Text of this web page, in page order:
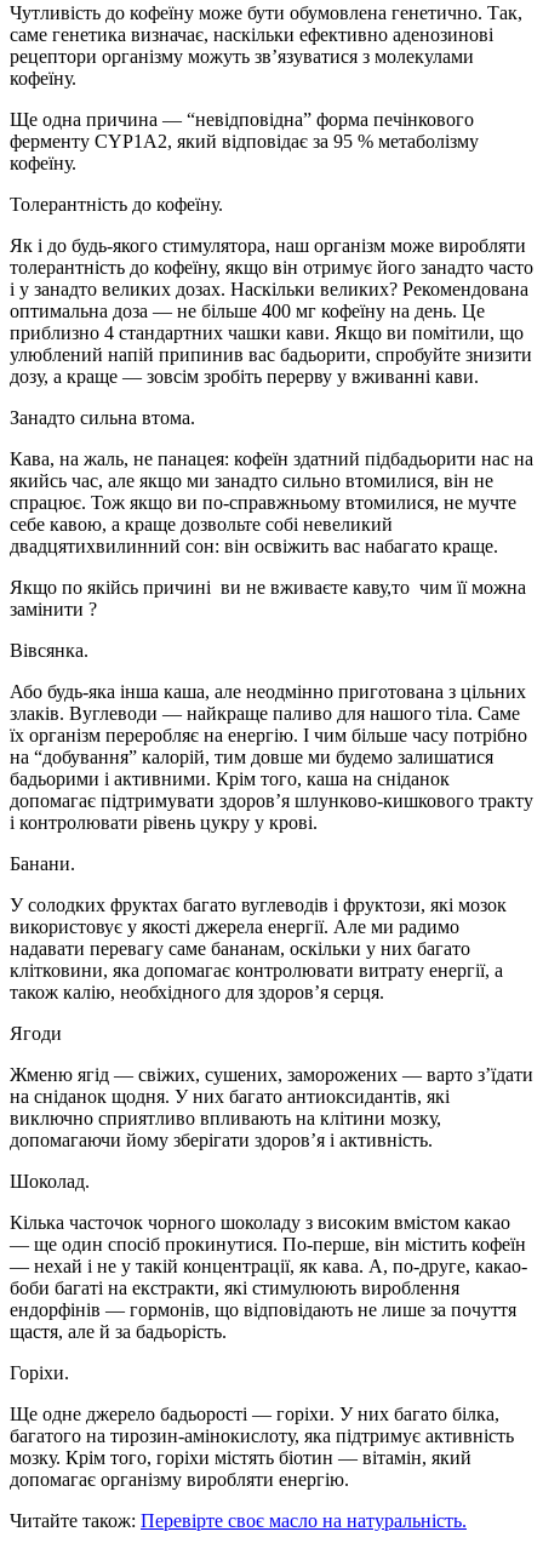
Чутливість до кофеїну може бути обумовлена генетично. Так,
саме генетика визначає, наскільки ефективно аденозинові
рецептори організму можуть зв’язуватися з молекулами
кофеїну.
Ще одна причина — “невідповідна” форма печінкового
ферменту CYP1A2, який відповідає за 95 % метаболізму
кофеїну.
Толерантність до кофеїну.
Як і до будь-якого стимулятора, наш організм може виробляти
толерантність до кофеїну, якщо він отримує його занадто часто
і у занадто великих дозах. Наскільки великих? Рекомендована
оптимальна доза — не більше 400 мг кофеїну на день. Це
приблизно 4 стандартних чашки кави. Якщо ви помітили, що
улюблений напій припинив вас бадьорити, спробуйте знизити
дозу, а краще — зовсім зробіть перерву у вживанні кави.
Занадто сильна втома.
Кава, на жаль, не панацея: кофеїн здатний підбадьорити нас на
якийсь час, але якщо ми занадто сильно втомилися, він не
спрацює. Тож якщо ви по-справжньому втомилися, не мучте
себе кавою, а краще дозвольте собі невеликий
двадцятихвилинний сон: він освіжить вас набагато краще.
Якщо по якійсь причині ви не вживаєте каву,то чим її можна
замінити ?
Вівсянка.
Або будь-яка інша каша, але неодмінно приготована з цільних
злаків. Вуглеводи — найкраще паливо для нашого тіла. Саме
їх організм переробляє на енергію. І чим більше часу потрібно
на “добування” калорій, тим довше ми будемо залишатися
бадьорими і активними. Крім того, каша на сніданок
допомагає підтримувати здоров’я шлунково-кишкового тракту
і контролювати рівень цукру у крові.
Банани.
У солодких фруктах багато вуглеводів і фруктози, які мозок
використовує у якості джерела енергії. Але ми радимо
надавати перевагу саме бананам, оскільки у них багато
клітковини, яка допомагає контролювати витрату енергії, а
також калію, необхідного для здоров’я серця.
Ягоди
Жменю ягід — свіжих, сушених, заморожених — варто з’їдати
на сніданок щодня. У них багато антиоксидантів, які
виключно сприятливо впливають на клітини мозку,
допомагаючи йому зберігати здоров’я і активність.
Шоколад.
Кілька часточок чорного шоколаду з високим вмістом какао
— ще один спосіб прокинутися. По-перше, він містить кофеїн
— нехай і не у такій концентрації, як кава. А, по-друге, какао-
боби багаті на екстракти, які стимулюють вироблення
ендорфінів — гормонів, що відповідають не лише за почуття
щастя, але й за бадьорість.
Горіхи.
Ще одне джерело бадьорості — горіхи. У них багато білка,
багатого на тирозин-амінокислоту, яка підтримує активність
мозку. Крім того, горіхи містять біотин — вітамін, який
допомагає організму виробляти енергію.
Читайте також: Перевірте своє масло на натуральність.